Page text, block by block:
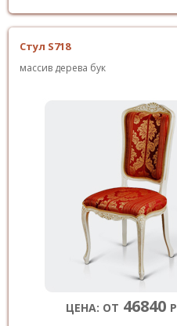
Стул S718
массив дерева бук
ЦЕНА: ОТ 46840